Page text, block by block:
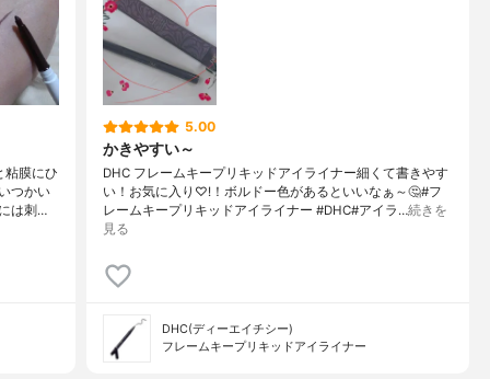
粘膜にひ
つかい
は刺…
5.00
かきやすい～
DHC フレームキープリキッドアイライナー細くて書きやす
い！お気に入り♡!！ボルドー色があるといいなぁ～🤔#フ
レームキープリキッドアイライナー #DHC#アイラ…続きを
見る
DHC(ディーエイチシー)
フレームキープリキッドアイライナー